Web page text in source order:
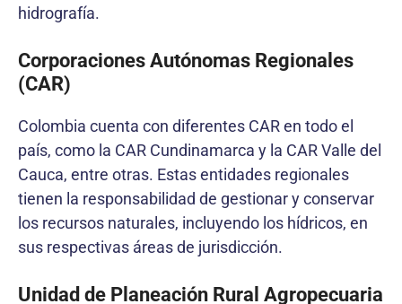
hidrografía.
Corporaciones Autónomas Regionales
(CAR)
Colombia cuenta con diferentes CAR en todo el
país, como la CAR Cundinamarca y la CAR Valle del
Cauca, entre otras. Estas entidades regionales
tienen la responsabilidad de gestionar y conservar
los recursos naturales, incluyendo los hídricos, en
sus respectivas áreas de jurisdicción.
Unidad de Planeación Rural Agropecuaria